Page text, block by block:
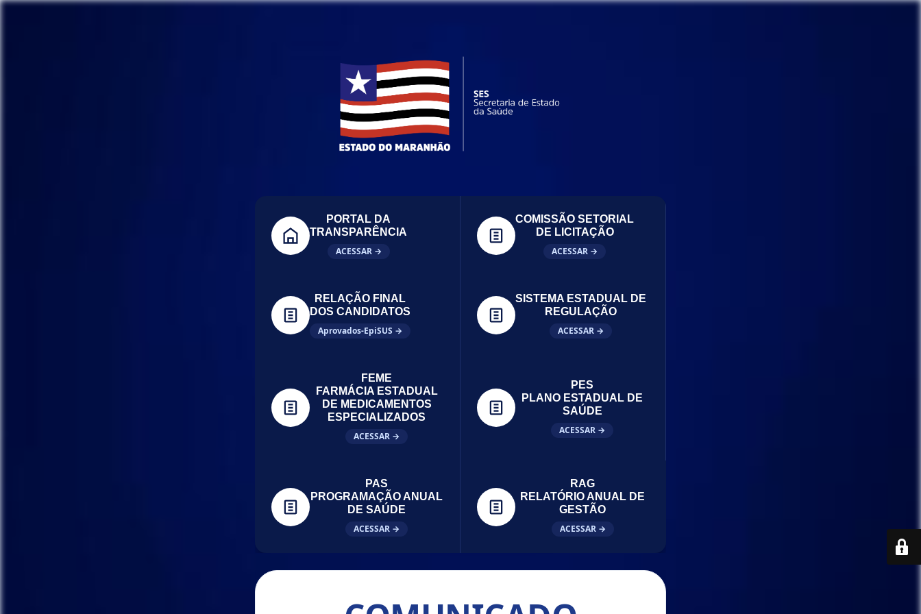
PORTAL DA
TRANSPARÊNCIA
ACESSAR →
COMISSÃO SETORIAL
DE LICITAÇÃO
ACESSAR →
RELAÇÃO FINAL
DOS CANDIDATOS
Aprovados-EpiSUS →
SISTEMA ESTADUAL DE
REGULAÇÃO
ACESSAR →
FEME
FARMÁCIA ESTADUAL
DE MEDICAMENTOS
ESPECIALIZADOS
ACESSAR →
PES
PLANO ESTADUAL DE
SAÚDE
ACESSAR →
PAS
PROGRAMAÇÃO ANUAL
DE SAÚDE
ACESSAR →
RAG
RELATÓRIO ANUAL DE
GESTÃO
ACESSAR →